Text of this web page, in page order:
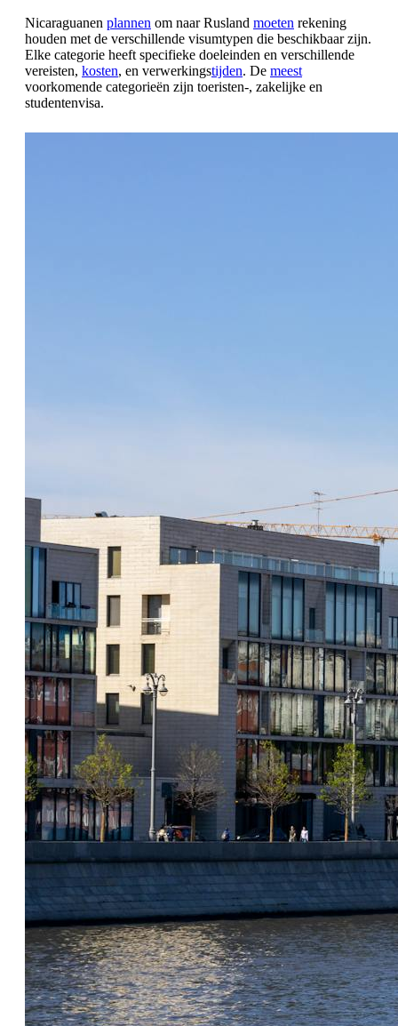
Nicaraguanen plannen om naar Rusland moeten rekening
houden met de verschillende visumtypen die beschikbaar zijn.
Elke categorie heeft specifieke doeleinden en verschillende
vereisten, kosten, en verwerkingstijden. De meest
voorkomende categorieën zijn toeristen-, zakelijke en
studentenvisa.